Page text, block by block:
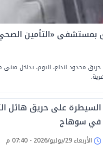
بمستشفى «التأمين
محدود اندلع، اليوم، بداخل
في سوهاج
الأربعاء 29/يوليو/2026 - 07:40 م